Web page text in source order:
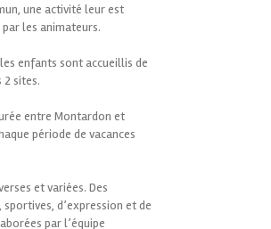
une activité leur est
les animateurs.
enfants sont accueillis de
2 sites.
entre Montardon et
période de vacances
et variées. Des
d’expression et de
par l’équipe